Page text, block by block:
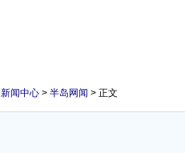
新闻中心 > 半岛网闻 > 正文